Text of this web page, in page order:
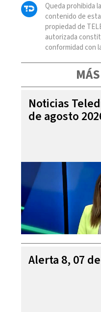
Queda prohibida
contenido de
propiedad de
autorizada
conformidad con
Noticias
de agosto
Alerta 8, 07